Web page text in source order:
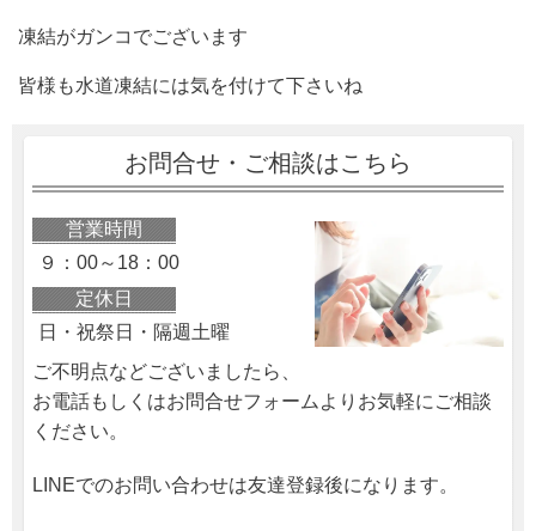
凍結がガンコでございます
皆様も水道凍結には気を付けて下さいね
お問合せ・ご相談はこちら
営業時間
９：00～18：00
定休日
日・祝祭日・隔週土曜
ご不明点などございましたら、
お電話もしくはお問合せフォームよりお気軽にご相談
ください。
LINEでのお問い合わせは友達登録後になります。